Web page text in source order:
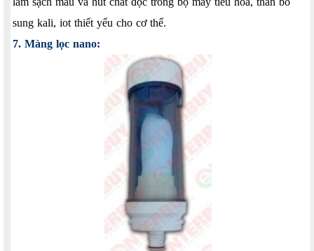
sung kali, iot thiết yếu cho cơ thể.
7. Màng lọc nano: